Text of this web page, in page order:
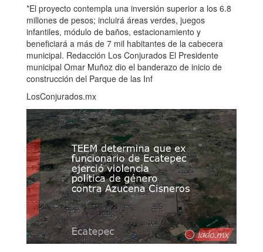
*El proyecto contempla una inversión superior a los 6.8
millones de pesos; incluirá áreas verdes, juegos
infantiles, módulo de baños, estacionamiento y
beneficiará a más de 7 mil habitantes de la cabecera
municipal. Redacción Los Conjurados El Presidente
municipal Omar Muñoz dio el banderazo de inicio de
construcción del Parque de las Inf
LosConjurados.mx